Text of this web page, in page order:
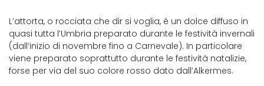
L’attorta, o rocciata che dir si voglia, è un dolce diffuso in
quasi tutta l’Umbria preparato durante le festività invernali
(dall’inizio di novembre fino a Carnevale). In particolare
viene preparato soprattutto durante le festività natalizie,
forse per via del suo colore rosso dato dall’Alkermes.